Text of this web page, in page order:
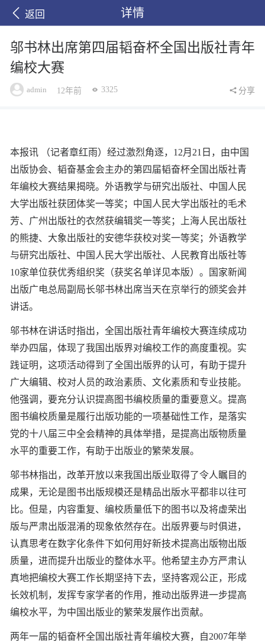
返回 详情
邬书林出席第四届韬奋杯全国出版社青年
编校大赛
admin 12年前 3325 分享
本报讯 （记者章红雨）经过激烈角逐，12月21日，由中国
出版协会、韬奋基金会主办的第四届韬奋杯全国出版社青
年编校大赛结果揭晓。外语教学与研究出版社、中国人民
大学出版社获团体奖一等奖；中国人民大学出版社的毛术
芳、广州出版社的衣然获编辑奖一等奖；上海人民出版社
的熊捷、大象出版社的安德华获校对奖一等奖；外语教学
与研究出版社、中国人民大学出版社、人民教育出版社等
10家单位获优秀组织奖（获奖名单详见本版）。国家新闻
出版广电总局副局长邬书林出席当天在京举行的颁奖会并
讲话。
邬书林在讲话时指出，全国出版社青年编校大赛连续成功
举办四届，体现了我国出版界对编校工作的高度重视。实
践证明，这项活动得到了全国出版界的认可，有助于提升
广大编辑、校对人员的政治素质、文化素质和专业技能。
他强调，要充分认识提高图书编校质量的重要意义。提高
图书编校质量是履行出版功能的一项基础性工作，是落实
党的十八届三中全会精神的具体举措，是提高出版物质量
水平的重要工作，有助于出版业的繁荣发展。
邬书林指出，改革开放以来我国出版业取得了令人瞩目的
成果，无论是图书出版规模还是精品出版水平都非以往可
比。但是，内容重复、编校质量低下的图书以及将虚荣出
版与严肃出版混淆的现象依然存在。出版界要与时俱进，
认真思考在数字化条件下如何用好新技术提高出版物出版
质量，进而提升出版业的整体水平。他希望主办方严肃认
真地把编校大赛工作长期坚持下去，坚持客观公正，形成
长效机制，发挥专家学者的作用，推动出版界进一步提高
编校水平，为中国出版业的繁荣发展作出贡献。
两年一届的韬奋杯全国出版社青年编校大赛，自2007年举